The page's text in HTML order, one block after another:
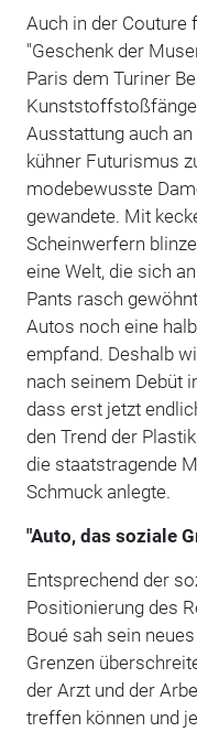
Auch in der Couture
"Geschenk der
Paris dem Turiner
Ausstattung auch
kühner Futurismus
modebewusste
gewandete. Mit
Scheinwerfern
eine Welt, die sich
Pants rasch
Autos noch eine
empfand. Deshalb
nach seinem Debüt
dass erst jetzt
den Trend der
die staatstragende
Schmuck anlegte.
"Auto, das soziale
Entsprechend der
Positionierung des
Boué sah sein
Grenzen
der Arzt und der
treffen können und